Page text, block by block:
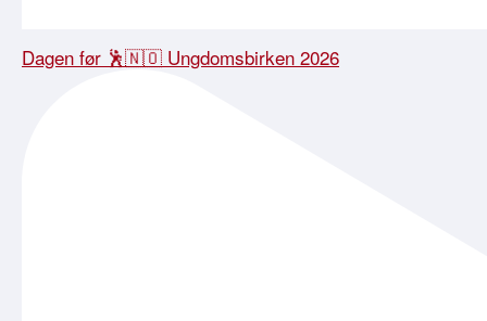
Dagen før 🕺🇳🇴 Ungdomsbirken 2026